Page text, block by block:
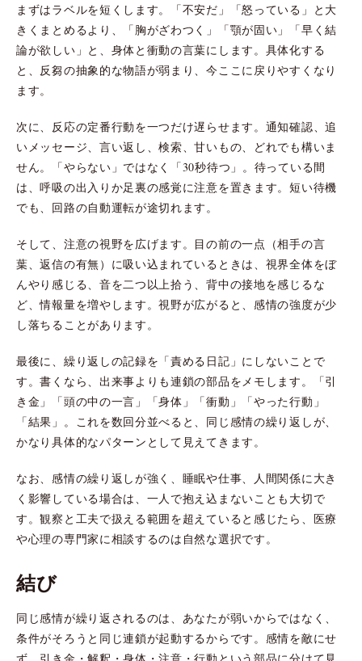
まずはラベルを短くします。「不安だ」「怒っている」と大
きくまとめるより、「胸がざわつく」「顎が固い」「早く結
論が欲しい」と、身体と衝動の言葉にします。具体化する
と、反芻の抽象的な物語が弱まり、今ここに戻りやすくなり
ます。
次に、反応の定番行動を一つだけ遅らせます。通知確認、追
いメッセージ、言い返し、検索、甘いもの、どれでも構いま
せん。「やらない」ではなく「30秒待つ」。待っている間
は、呼吸の出入りか足裏の感覚に注意を置きます。短い待機
でも、回路の自動運転が途切れます。
そして、注意の視野を広げます。目の前の一点（相手の言
葉、返信の有無）に吸い込まれているときは、視界全体をぼ
んやり感じる、音を二つ以上拾う、背中の接地を感じるな
ど、情報量を増やします。視野が広がると、感情の強度が少
し落ちることがあります。
最後に、繰り返しの記録を「責める日記」にしないことで
す。書くなら、出来事よりも連鎖の部品をメモします。「引
き金」「頭の中の一言」「身体」「衝動」「やった行動」
「結果」。これを数回分並べると、同じ感情の繰り返しが、
かなり具体的なパターンとして見えてきます。
なお、感情の繰り返しが強く、睡眠や仕事、人間関係に大き
く影響している場合は、一人で抱え込まないことも大切で
す。観察と工夫で扱える範囲を超えていると感じたら、医療
や心理の専門家に相談するのは自然な選択です。
結び
同じ感情が繰り返されるのは、あなたが弱いからではなく、
条件がそろうと同じ連鎖が起動するからです。感情を敵にせ
ず、引き金・解釈・身体・注意・行動という部品に分けて見